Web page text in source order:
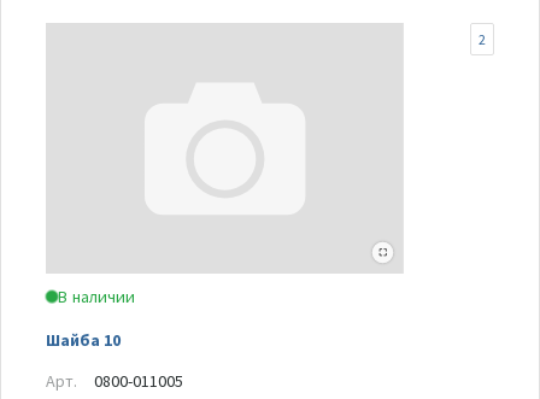
В наличии
Шайба 10
2
Арт.
0800-011005